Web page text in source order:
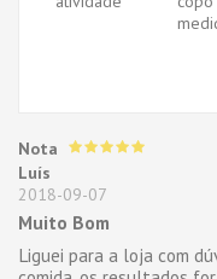
Nota
Luís
2018-09-07
Muito Bom
Liguei para a loja com